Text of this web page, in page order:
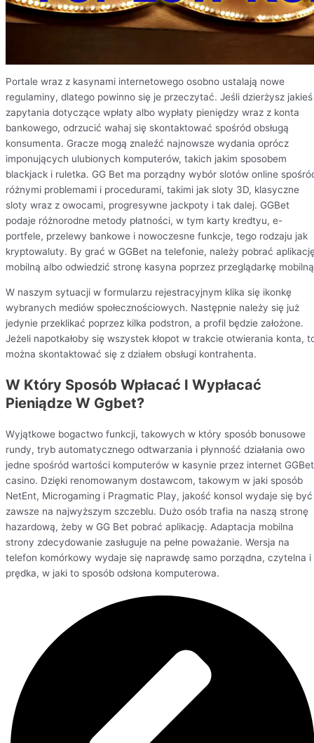
Portale wraz z kasynami internetowego osobno ustalają nowe
regulaminy, dlatego powinno się je przeczytać. Jeśli dzierżysz jakieś
zapytania dotyczące wpłaty albo wypłaty pieniędzy wraz z konta
bankowego, odrzucić wahaj się skontaktować spośród obsługą
konsumenta. Gracze mogą znaleźć najnowsze wydania oprócz
imponujących ulubionych komputerów, takich jakim sposobem
blackjack i ruletka. GG Bet ma porządny wybór slotów online
różnymi problemami i procedurami, takimi jak sloty 3D, klasyczne
sloty wraz z owocami, progresywne jackpoty i tak dalej. GGBet
podaje różnorodne metody płatności, w tym karty kredtyu, e-
portfele, przelewy bankowe i nowoczesne funkcje, tego rodzaju jak
kryptowaluty. By grać w GGBet na telefonie, należy pobrać
mobilną albo odwiedzić stronę kasyna poprzez przeglądarkę
W naszym sytuacji w formularzu rejestracyjnym klika się ikonkę
wybranych mediów społecznościowych. Następnie należy się już
jedynie przeklikać poprzez kilka podstron, a profil będzie założone.
Jeżeli napotkałoby się wszystek kłopot w trakcie otwierania konta,
można skontaktować się z działem obsługi kontrahenta.
W Który Sposób Wpłacać I Wypłacać
Pieniądze W Ggbet?
Wyjątkowe bogactwo funkcji, takowych w który sposób bonusowe
rundy, tryb automatycznego odtwarzania i płynność działania owo
jedne spośród wartości komputerów w kasynie przez internet GGBet
casino. Dzięki renomowanym dostawcom, takowym w jaki sposób
NetEnt, Microgaming i Pragmatic Play, jakość konsol wydaje się być
zawsze na najwyższym szczeblu. Dużo osób trafia na naszą stronę
hazardową, żeby w GG Bet pobrać aplikację. Adaptacja mobilna
strony zdecydowanie zasługuje na pełne poważanie. Wersja na
telefon komórkowy wydaje się naprawdę samo porządna, czytelna i
prędka, w jaki to sposób odsłona komputerowa.